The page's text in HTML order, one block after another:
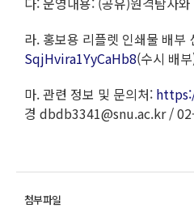
라. 홍보용 리플렛 인쇄물 배부
SqjHvira1YyCaHb8(수시 배
마. 관련 정보 및 문의처:
경 dbdb3341@snu.ac.kr /